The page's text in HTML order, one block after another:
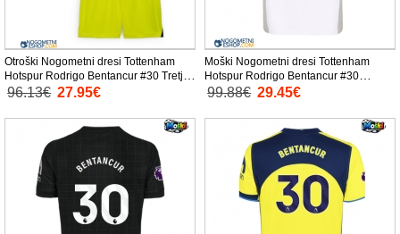
Otroški Nogometni dresi Tottenham
Hotspur Rodrigo Bentancur #30 Tretji
2025-26 Kratek Rokav (+ Kratke hlače)
96.13€ 27.95€
Moški Nogometni dresi Tottenham
Hotspur Rodrigo Bentancur #30
Domači 2025-26 Kratek Rokav
99.88€ 29.45€